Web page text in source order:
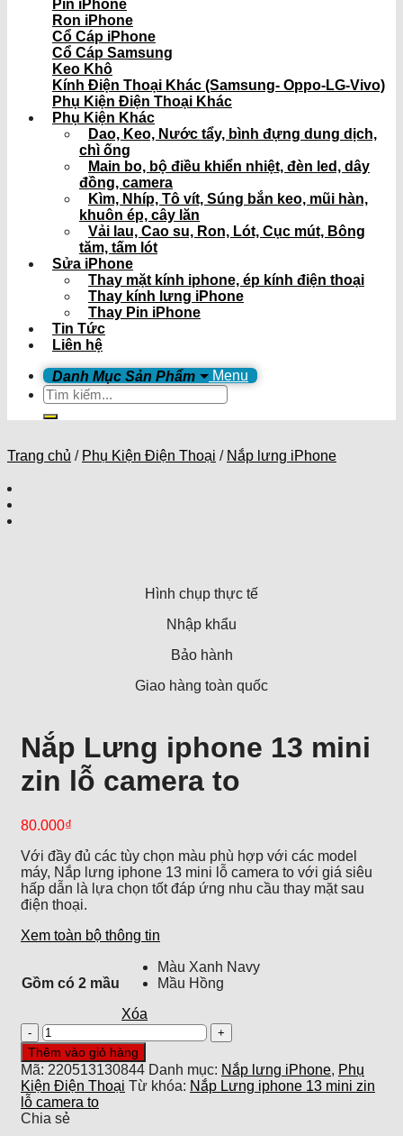
Pin iPhone
Ron iPhone
Cổ Cáp iPhone
Cổ Cáp Samsung
Keo Khô
Kính Điện Thoại Khác (Samsung- Oppo-LG-Vivo)
Phụ Kiện Điện Thoại Khác
Phụ Kiện Khác
Dao, Keo, Nước tẩy, bình đựng dung dịch,
chì ống
Main bo, bộ điều khiển nhiệt, đèn led, dây
đồng, camera
Kìm, Nhíp, Tô vít, Súng bắn keo, mũi hàn,
khuôn ép, cây lăn
Vải lau, Cao su, Ron, Lót, Cục mút, Bông
tăm, tấm lót
Sửa iPhone
Thay mặt kính iphone, ép kính điện thoại
Thay kính lưng iPhone
Thay Pin iPhone
Tin Tức
Liên hệ
Menu
Tìm
kiếm:
Trang chủ / Phụ Kiện Điện Thoại / Nắp lưng iPhone
Hình chụp thực tế
Nhập khẩu
Bảo hành
Giao hàng toàn quốc
Nắp Lưng iphone 13 mini
zin lỗ camera to
80.000₫
Với đầy đủ các tùy chọn màu phù hợp với các model
máy, Nắp lưng iphone 13 mini lỗ camera to với giá siêu
hấp dẫn là lựa chọn tốt đáp ứng nhu cầu thay mặt sau
điện thoại.
Xem toàn bộ thông tin
Gồm có 2 mầu
Màu Xanh Navy
Mầu Hồng
Xóa
Nắp
Lưng
iphone
13
mini
zin
lỗ
Thêm vào giỏ hàng
Mã: 220513130844 Danh mục: Nắp lưng iPhone, Phụ
Kiện Điện Thoại Từ khóa: Nắp Lưng iphone 13 mini zin
lỗ camera to
Chia sẻ